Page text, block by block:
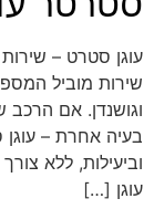
עוגן סטרט –
שירות מוביל
וגושנדן. אם
בעיה אחרת –
וביעילות, ללא
עוגן […]